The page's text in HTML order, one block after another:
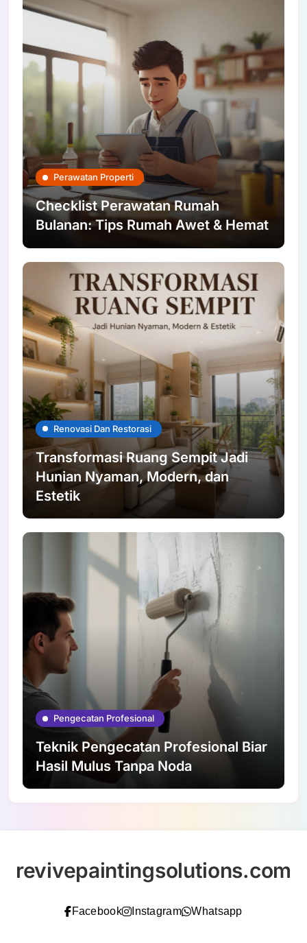
Perawatan Properti
Checklist Perawatan Rumah
Bulanan: Tips Rumah Awet & Hemat
Renovasi Dan Restorasi
Transformasi Ruang Sempit Jadi
Hunian Nyaman, Modern, dan
Estetik
Pengecatan Profesional
Teknik Pengecatan Profesional Biar
Hasil Mulus Tanpa Noda
revivepaintingsolutions.com
Facebook Instagram Whatsapp